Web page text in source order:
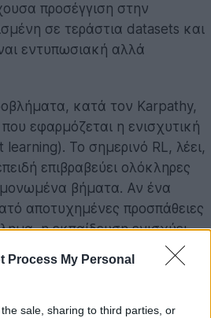
Process My Personal
sale, sharing to third parties, or
προσέγγιση στην
σε τεράστια datasets και
εντυπωσιακή αλλά
κατά τον Karpathy,
εφαρμόζεται η ενισχυτική
Το σημερινό RL, λέει,
επιβραβεύει ολόκληρες
βήματα. Αν ένα
αποτυχημένες προσπάθειες
η εκπαίδευση ενισχύει
σταδιακά. Η τεχνητή